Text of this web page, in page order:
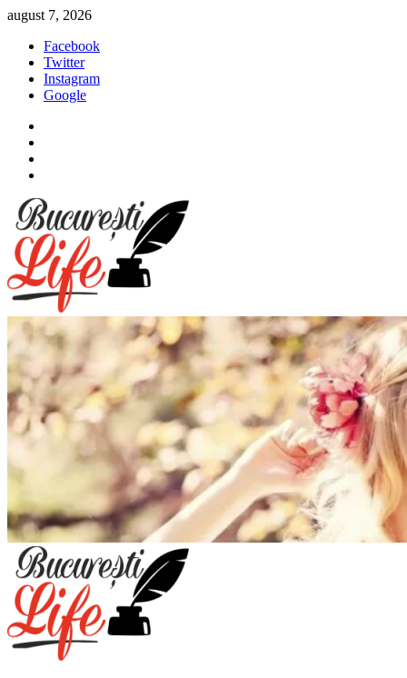
Sari
conținut
august 7, 2026
Facebook
Twitter
Instagram
Google
Meniu
principal